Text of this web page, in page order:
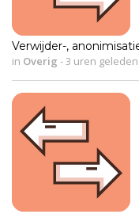
Verwijder-,
in Overig -3 uren geleden